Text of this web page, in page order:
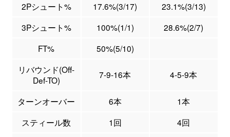
2Pシュート%
17.6%(3/17)
23.1%(3/13)
3Pシュート%
100%(1/1)
28.6%(2/7)
FT%
50%(5/10)
リバウンド(Off-
Def-TO)
7-9-16本 4-5-9本
ターンオーバー 6本
1本
スティール数
1回
4回